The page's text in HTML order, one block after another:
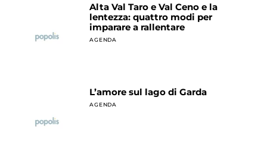
Alta Val Taro e Val Ceno e la
lentezza: quattro modi per
imparare a rallentare
AGENDA
L’amore sul lago di Garda
AGENDA